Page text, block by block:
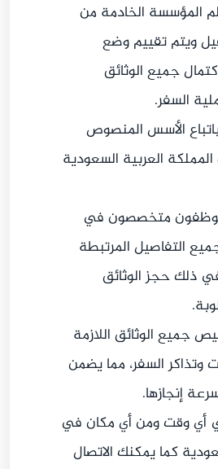
المؤسسة الخادمة من
ويتم تقييم وضع
جميع الوثائق
السفر.
الأسس المنصوص
العربية السعودية
موظفون متخصصون في
التفاصيل المرتبطة
في ذلك حجز الوثائق
جميع الوثائق اللازمة
وتذاكر السفر، مما يضمن
إنجازها.
أي وقت ومن أي مكان في
كما يمكنك الاتصال